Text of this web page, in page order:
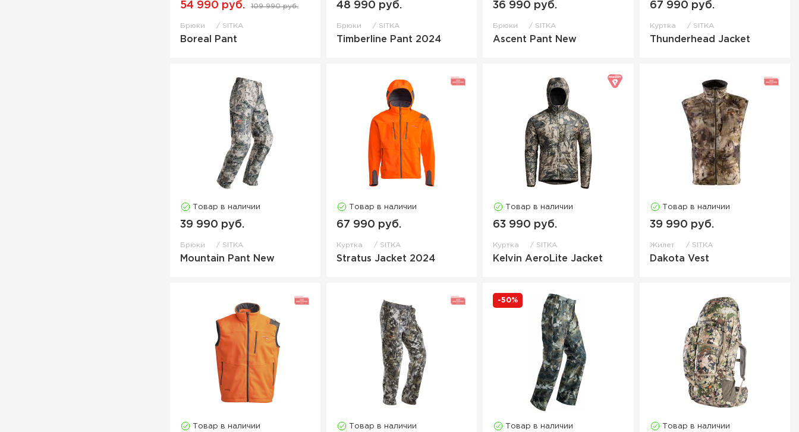
54 990 руб. 109 990 руб.
Брюки SITKA
Boreal Pant
48 990 руб.
Брюки SITKA
Timberline Pant 2024
36 990 руб.
Брюки SITKA
Ascent Pant New
67 990 руб.
Куртка SITKA
Thunderhead Jacket
Товар в наличии
39 990 руб.
Брюки SITKA
Mountain Pant New
Товар в наличии
67 990 руб.
Куртка SITKA
Stratus Jacket 2024
Товар в наличии
63 990 руб.
Куртка SITKA
Kelvin AeroLite Jacket
Товар в наличии
39 990 руб.
Жилет SITKA
Dakota Vest
Товар в наличии Товар в наличии
-50%
Товар в наличии Товар в наличии